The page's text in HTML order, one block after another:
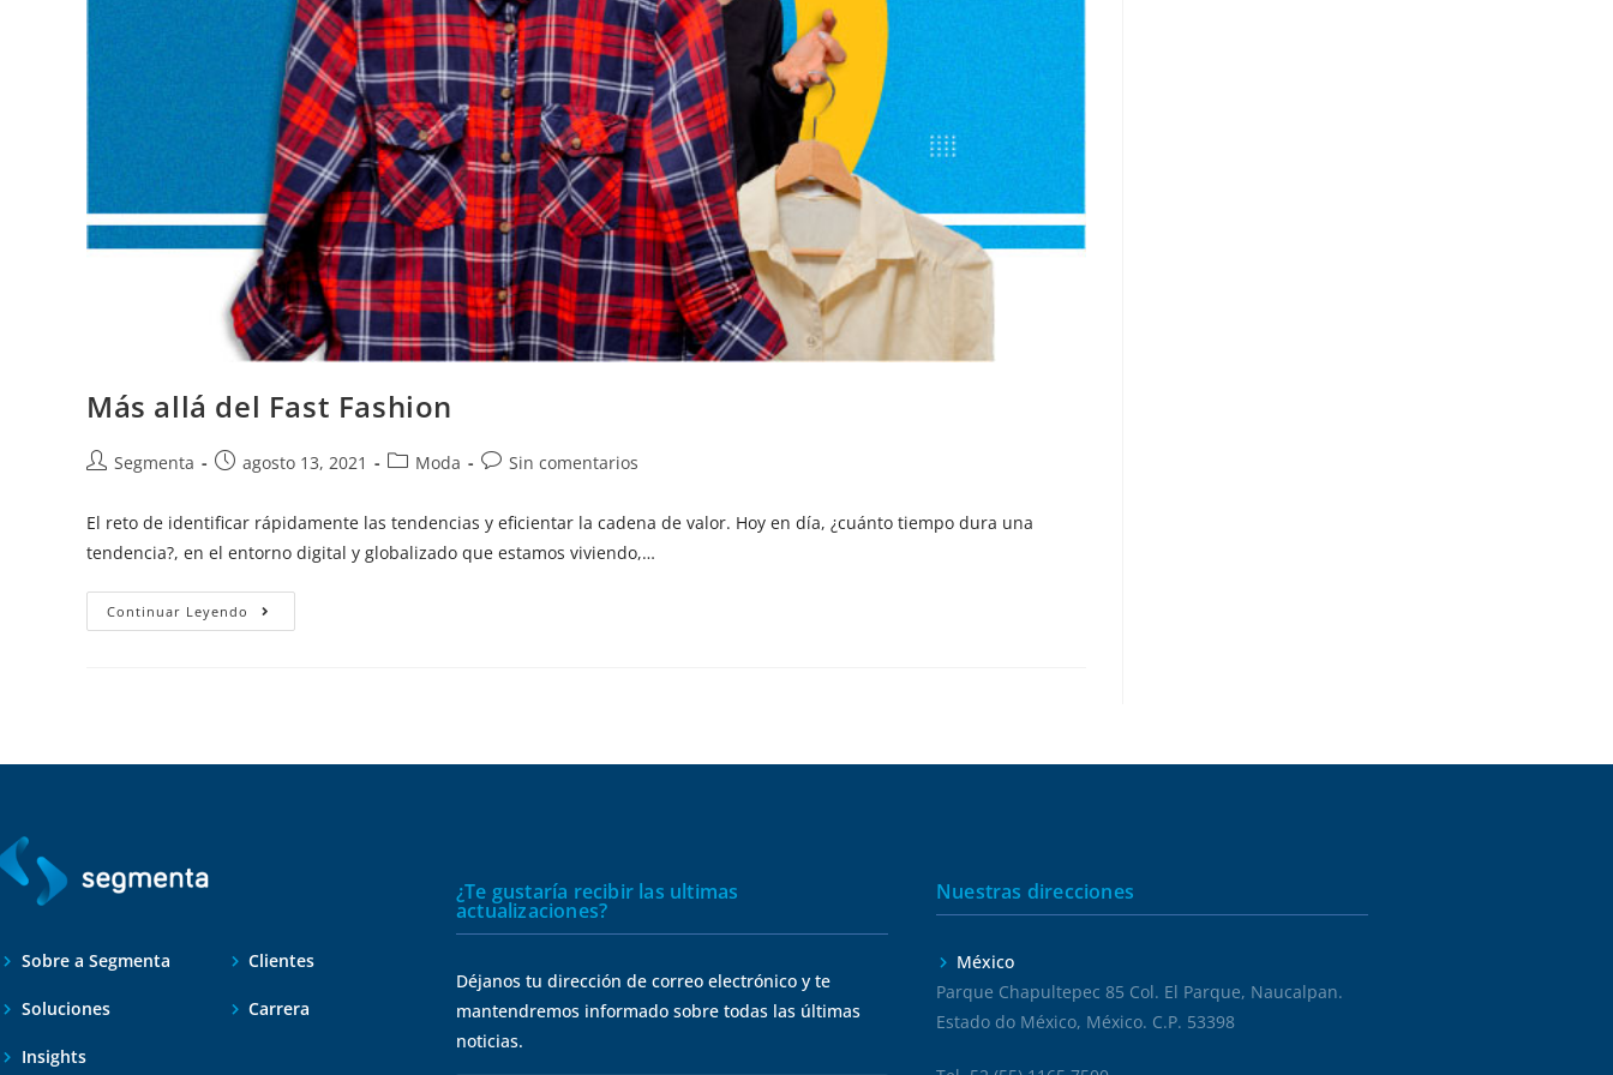
Más allá del Fast Fashion
Segmenta agosto 13, 2021 Moda Sin comentarios
El reto de identificar rápidamente las tendencias y eficientar la cadena de valor. Hoy en día, ¿cuánto tiempo dura una
tendencia?, en el entorno digital y globalizado que estamos viviendo,…
Continuar Leyendo
Sobre a Segmenta
Soluciones
Insights
Clientes
Carrera
¿Te gustaría recibir las ultimas
actualizaciones?
Déjanos tu dirección de correo electrónico y te
mantendremos informado sobre todas las últimas
noticias.
Nuestras direcciones
México
Parque Chapultepec 85 Col. El Parque, Naucalpan.
Estado do México, México. C.P. 53398